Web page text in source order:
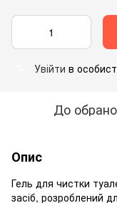
Увійти в
До
Опис
Гель для чистки
засіб, розроблений